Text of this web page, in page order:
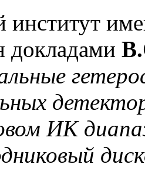
институт
докладами
ИК